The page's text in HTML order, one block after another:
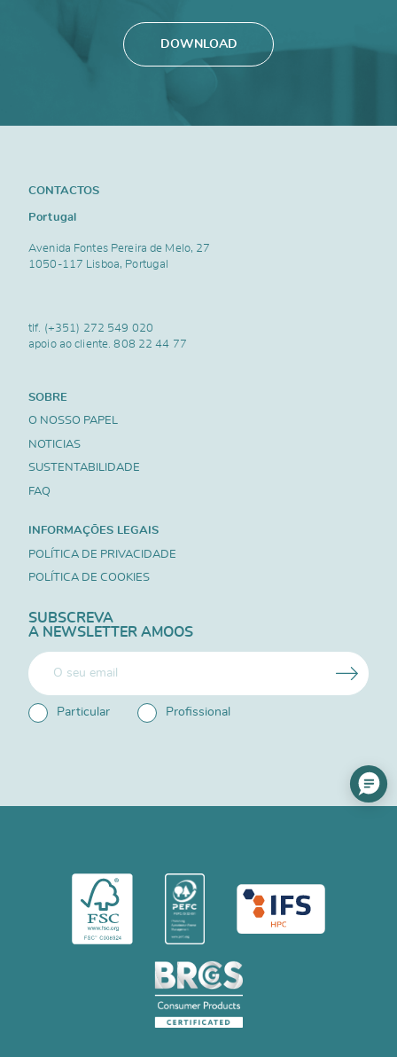
DOWNLOAD
CONTACTOS
Portugal
Avenida Fontes Pereira de Melo, 27
1050-117 Lisboa, Portugal
tlf. (+351) 272 549 020
apoio ao cliente.808 22 44 77
SOBRE
O NOSSO PAPEL
NOTICIAS
SUSTENTABILIDADE
FAQ
INFORMAÇÕES LEGAIS
POLÍTICA DE PRIVACIDADE
POLÍTICA DE COOKIES
SUBSCREVA
A NEWSLETTER AMOOS
Particular Profissional